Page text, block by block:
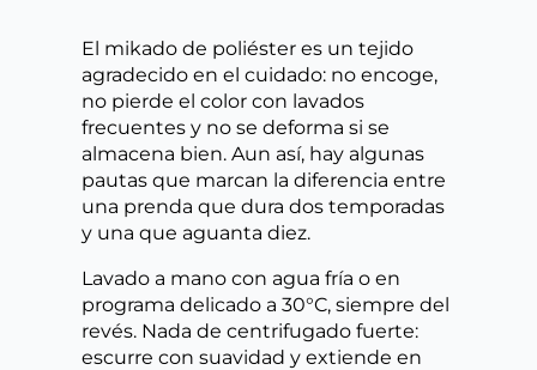
El mikado de poliéster es un tejido
agradecido en el cuidado: no encoge,
no pierde el color con lavados
frecuentes y no se deforma si se
almacena bien. Aun así, hay algunas
pautas que marcan la diferencia entre
una prenda que dura dos temporadas
y una que aguanta diez.
Lavado a mano con agua fría o en
programa delicado a 30°C, siempre del
revés. Nada de centrifugado fuerte:
escurre con suavidad y extiende en